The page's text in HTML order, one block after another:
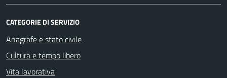
CATEGORIE DI SERVIZIO
Anagrafe e stato civile
Cultura e tempo libero
Vita lavorativa